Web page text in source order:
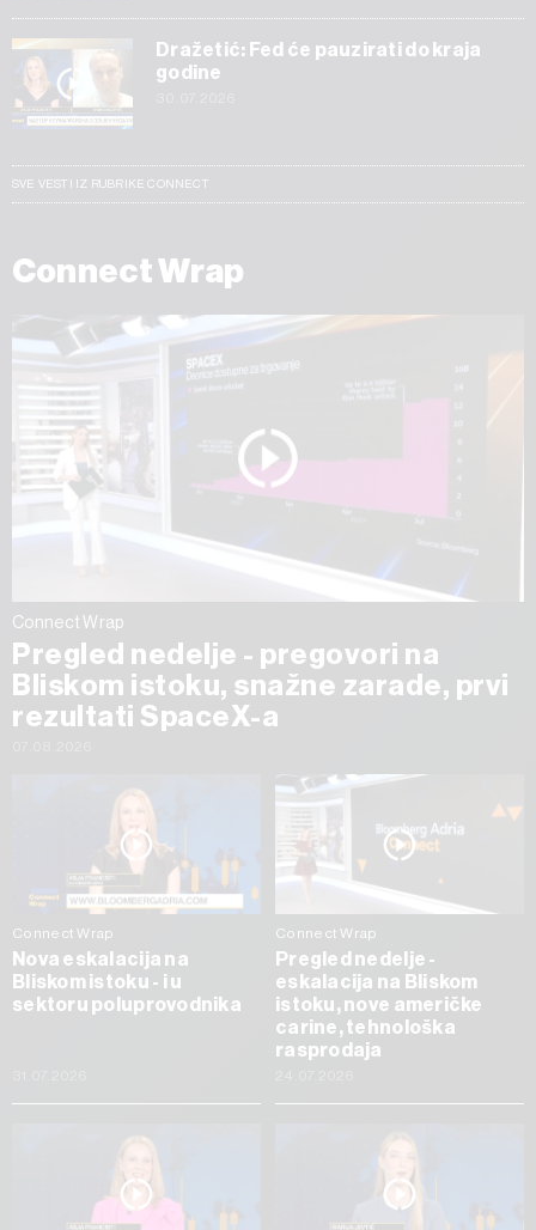
Dražetić: Fed će pauzirati do kraja
godine
SVE VESTI IZ RUBRIKE CONNECT
Connect Wrap
Connect Wrap
Pregled nedelje - pregovori na
Bliskom istoku, snažne zarade, prvi
rezultati SpaceX-a
Connect Wrap
Nova eskalacija na
Bliskom istoku - i u
sektoru poluprovodnika
Connect Wrap
Pregled nedelje -
eskalacija na Bliskom
istoku, nove američke
carine, tehnološka
rasprodaja